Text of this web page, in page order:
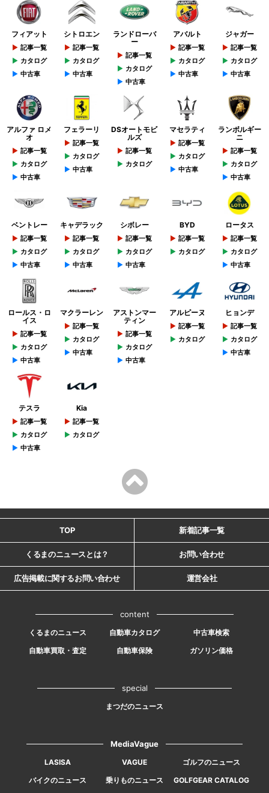
フィアット
記事一覧
カタログ
中古車
シトロエン
記事一覧
カタログ
中古車
ランドローバ
ー
記事一覧
カタログ
中古車
アバルト
記事一覧
カタログ
中古車
ジャガー
記事一覧
カタログ
中古車
アルファ ロメ
オ
記事一覧
カタログ
中古車
フェラーリ
記事一覧
カタログ
中古車
DSオートモビ
ルズ
記事一覧
カタログ
マセラティ
記事一覧
カタログ
中古車
ランボルギー
ニ
記事一覧
カタログ
中古車
ベントレー
記事一覧
カタログ
中古車
キャデラック
記事一覧
カタログ
中古車
シボレー
記事一覧
カタログ
中古車
BYD
記事一覧
カタログ
ロータス
記事一覧
カタログ
中古車
ロールス・ロ
イス
記事一覧
カタログ
中古車
マクラーレン
記事一覧
カタログ
中古車
アストンマー
ティン
記事一覧
カタログ
中古車
アルピーヌ
記事一覧
カタログ
ヒョンデ
記事一覧
カタログ
中古車
テスラ
記事一覧
カタログ
中古車
Kia
記事一覧
カタログ
TOP 新着記事一覧
くるまのニュースとは？ お問い合わせ
広告掲載に関するお問い合わせ 運営会社
content
くるまのニュース 自動車カタログ
中古車検索
自動車買取・査定
自動車保険 ガソリン価格
special
まつだのニュース
MediaVague
LASISA VAGUE
ゴルフのニュース
バイクのニュース
乗りものニュース GOLFGEAR CATALOG